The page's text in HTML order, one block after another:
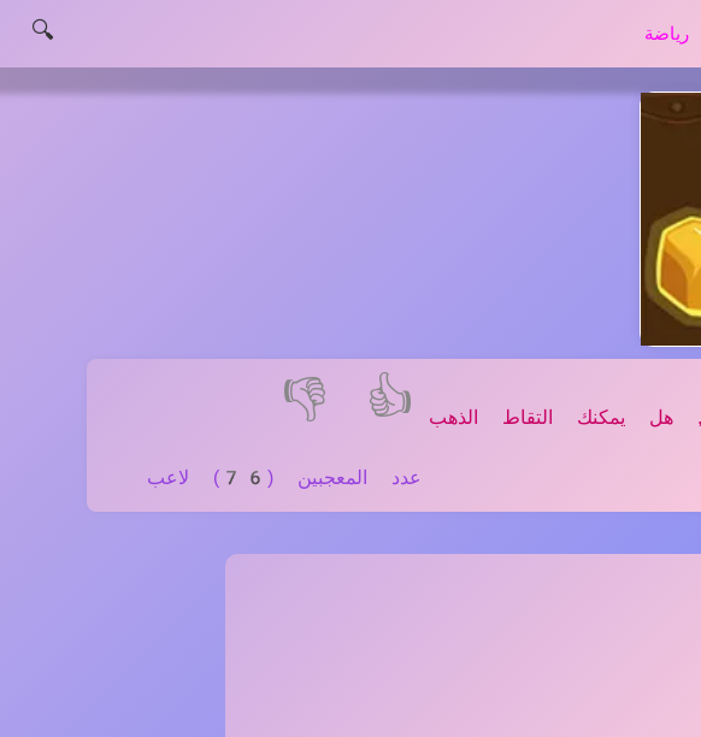
🔍
👍
👎
عدد المعجبين (76) لاعب
يمكنك التقاط الذهب